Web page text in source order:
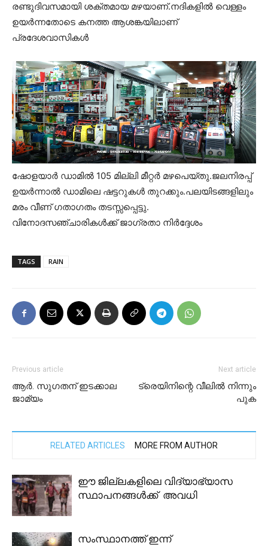
രണ്ടുദിവസമായി ശക്തമായ മഴയാണ്.നദികളിൽ വെള്ളം
ഉയർന്നതോടെ കനത്ത ആശങ്കയിലാണ്
പ്രദേശവാസികൾ
ഷോളയാർ ഡാമിൽ 105 മില്ലി മീറ്റർ മഴപെയ്തു.ജലനിരപ്പ്
ഉയർന്നാൽ ഡാമിലെ ഷട്ടറുകൾ തുറക്കും.പലയിടങ്ങളിലും
മരം വീണ് ഗതാഗതം തടസ്സപ്പെട്ടു.
വിനോദസഞ്ചാരികൾക്ക് ജാഗ്രതാ നിർദ്ദേശം
TAGS RAIN
Previous article
ആർ. സുഗതന് ഇടക്കാല
ജാമ്യം
Next article
ട്രെയിനിന്റെ വീലിൽ നിന്നും
പുക
RELATED ARTICLES MORE FROM AUTHOR
ഈ ജില്ലകളിലെ വിദ്യാഭ്യാസ
സ്ഥാപനങ്ങള്‍ക്ക് അവധി
സംസ്ഥാനത്ത് ഇന്ന്